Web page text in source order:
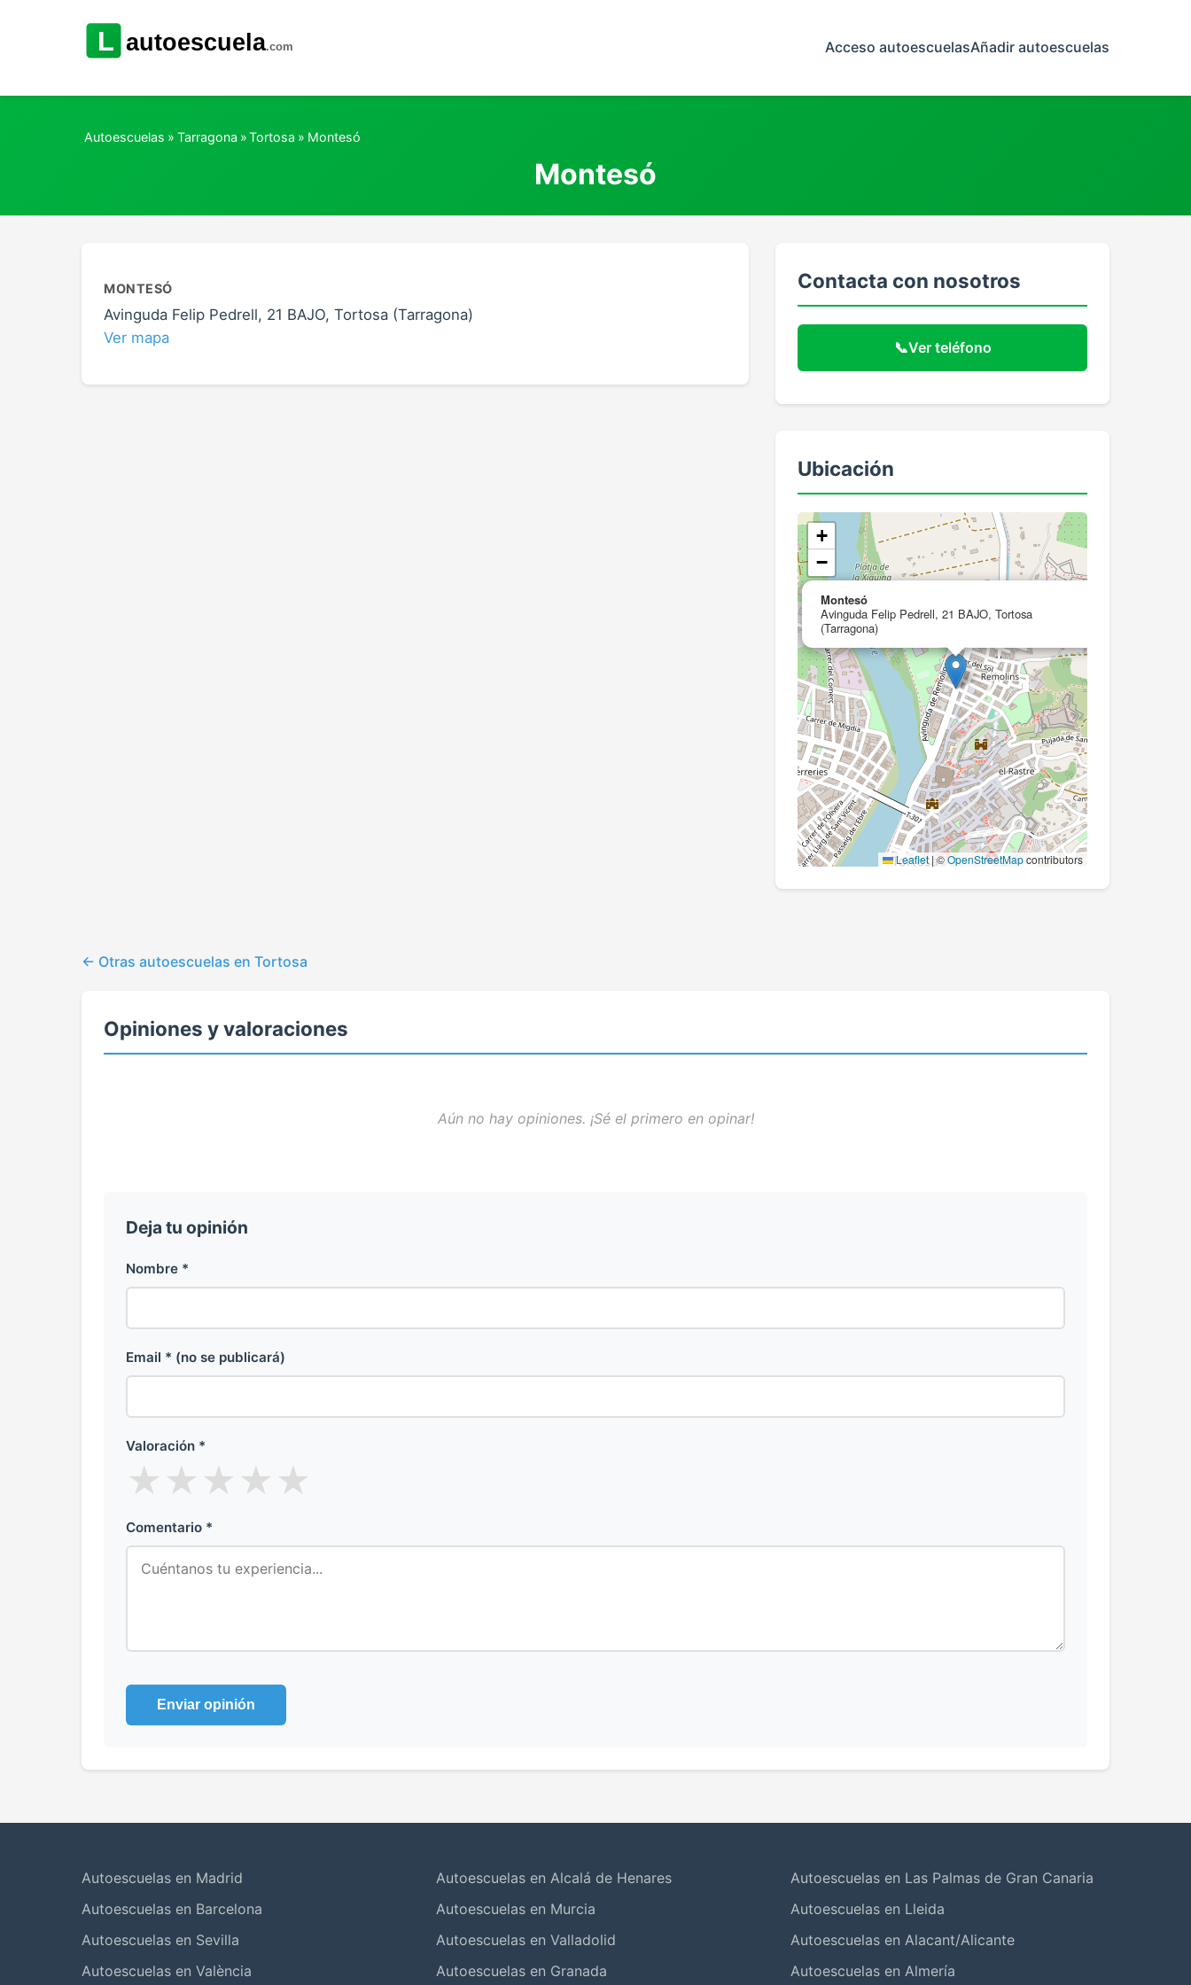
Acceso autoescuelasAñadir autoescuelas
Autoescuelas » Tarragona »Tortosa » Montesó
Montesó
MONTESÓ
Avinguda Felip Pedrell, 21 BAJO, Tortosa (Tarragona)
Ver mapa
Contacta con nosotros
📞Ver teléfono
Ubicación
Montesó
Avinguda Felip Pedrell, 21 BAJO, Tortosa
(Tarragona)
+
−
Leaflet |©OpenStreetMapcontributors
Otras autoescuelas en Tortosa
Opiniones y valoraciones
Aún no hay opiniones. ¡Sé el primero en opinar!
Deja tu opinión
Nombre *
Email * (no se publicará)
Valoración *
★
★
★
★
★
Comentario *
Enviar opinión
Autoescuelas en Madrid
Autoescuelas en Barcelona
Autoescuelas en Sevilla
Autoescuelas en València
Autoescuelas en Alcalá de Henares
Autoescuelas en Murcia
Autoescuelas en Valladolid
Autoescuelas en Granada
Autoescuelas en Las Palmas de Gran Canaria
Autoescuelas en Lleida
Autoescuelas en Alacant/Alicante
Autoescuelas en Almería